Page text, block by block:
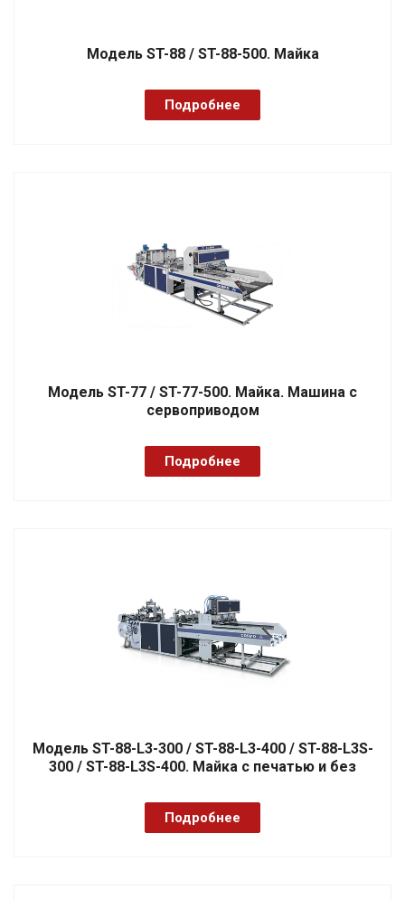
Модель ST-88 / ST-88-500. Майка
Подробнее
Модель ST-77 / ST-77-500. Майка. Машина с
сервоприводом
Подробнее
Модель ST-88-L3-300 / ST-88-L3-400 / ST-88-L3S-
300 / ST-88-L3S-400. Майка с печатью и без
Подробнее